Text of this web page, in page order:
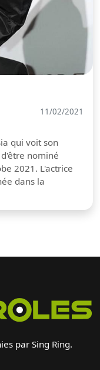
11/02/2021
qui voit son
nominé
2021. L'actrice
dans la
par Sing Ring.